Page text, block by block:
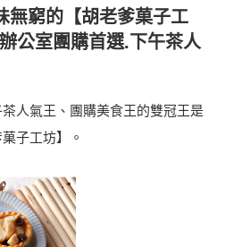
無窮的【胡老爹菓子工
公室團購首選.下午茶人
人氣王、團購美食王的雙冠王是
子工坊】。